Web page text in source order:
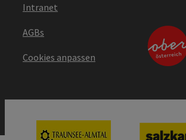
Intranet
AGBs
Cookies anpassen